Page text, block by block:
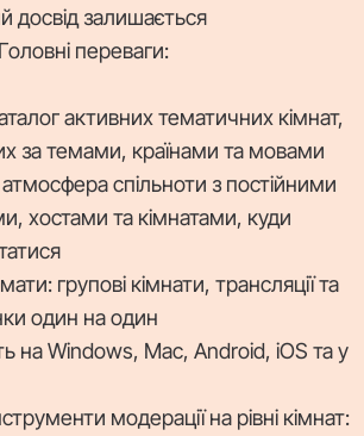
досвід залишається
переваги:
активних тематичних кімнат,
за темами, країнами та мовами
спільноти з постійними
хостами та кімнатами, куди
групові кімнати, трансляції та
один на один
на Windows, Mac, Android, iOS та у
модерації на рівні кімнат: